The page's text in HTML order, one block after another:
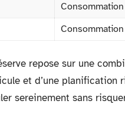
repose sur une
et d’une planification
sereinement sans